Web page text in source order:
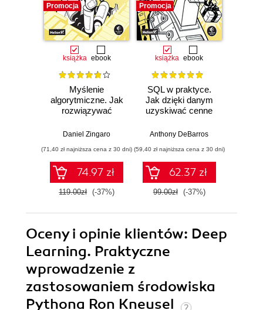
Promocja
książka ebook
Myślenie
algorytmiczne. Jak
rozwiązywać
pomocą
Wydanie II
Daniel Zingaro
(71,40 zł najniższa cena z 30 dni)
74.97 zł
119.00zł (-37%)
Promocja
książka ebook
SQL w praktyce.
Jak dzięki danym
uzyskiwać cenne
Wydanie II
Anthony DeBarros
(59,40 zł najniższa cena z 30 dni)
62.37 zł
99.00zł (-37%)
Oceny i opinie klientów: Deep
Learning. Praktyczne
wprowadzenie z
zastosowaniem środowiska
Pythona Ron Kneusel